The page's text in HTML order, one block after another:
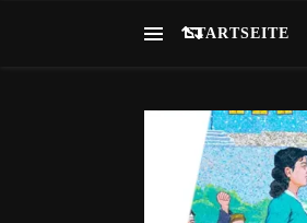
STARTSEITE